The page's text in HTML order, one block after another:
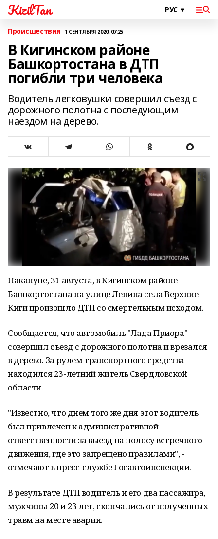
KizilTan
Происшествия 1 СЕНТЯБРЯ 2020, 07:25
В Кигинском районе
Башкортостана в ДТП
погибли три человека
Водитель легковушки совершил съезд с
дорожного полотна с последующим
наездом на дерево.
Накануне, 31 августа, в Кигинском районе
Башкортостана на улице Ленина села Верхние
Киги произошло ДТП со смертельным исходом.
Сообщается, что автомобиль "Лада Приора"
совершил съезд с дорожного полотна и врезался
в дерево. За рулем транспортного средства
находился 23-летний житель Свердловской
области.
"Известно, что днем того же дня этот водитель
был привлечен к административной
ответственности за выезд на полосу встречного
движения, где это запрещено правилами", -
отмечают в пресс-службе Госавтоинспекции.
В результате ДТП водитель и его два пассажира,
мужчины 20 и 23 лет, скончались от полученных
травм на месте аварии.